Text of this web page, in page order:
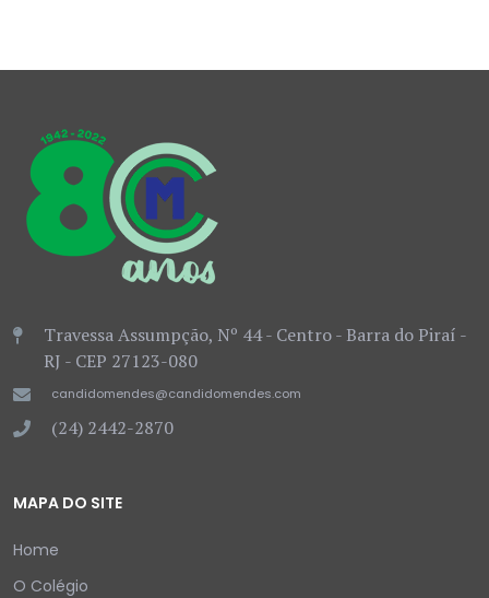
Travessa Assumpção, Nº 44 - Centro - Barra do Piraí -
RJ - CEP 27123-080
candidomendes@candidomendes.com
(24) 2442-2870
MAPA DO SITE
Home
O Colégio